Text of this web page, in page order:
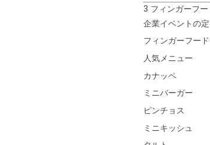
3 フィンガーフ
企業イベントの
フィンガーフー
人気メニュー
カナッペ
ミニバーガー
ピンチョス
ミニキッシュ